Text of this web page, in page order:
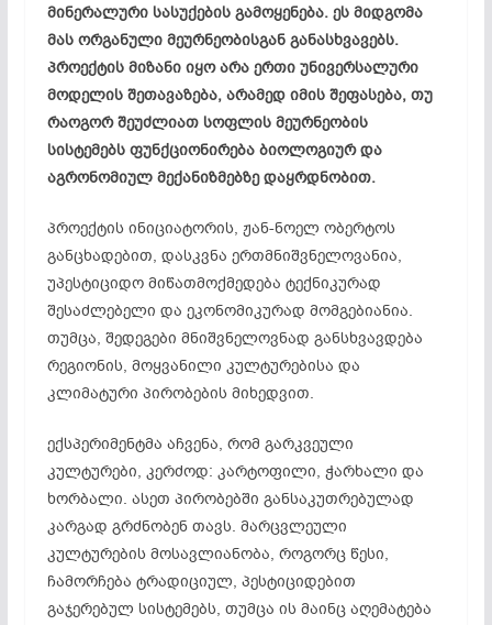
მინერალური სასუქების გამოყენება. ეს მიდგომა
მას ორგანული მეურნეობისგან განასხვავებს.
პროექტის მიზანი იყო არა ერთი უნივერსალური
მოდელის შეთავაზება, არამედ იმის შეფასება, თუ
რაოგორ შეუძლიათ სოფლის მეურნეობის
სისტემებს ფუნქციონირება ბიოლოგიურ და
აგრონომიულ მექანიზმებზე დაყრდნობით.
პროექტის ინიციატორის, ჟან-ნოელ ობერტოს
განცხადებით, დასკვნა ერთმნიშვნელოვანია,
უპესტიციდო მიწათმოქმედება ტექნიკურად
შესაძლებელი და ეკონომიკურად მომგებიანია.
თუმცა, შედეგები მნიშვნელოვნად განსხვავდება
რეგიონის, მოყვანილი კულტურებისა და
კლიმატური პირობების მიხედვით.
ექსპერიმენტმა აჩვენა, რომ გარკვეული
კულტურები, კერძოდ: კარტოფილი, ჭარხალი და
ხორბალი. ასეთ პირობებში განსაკუთრებულად
კარგად გრძნობენ თავს. მარცვლეული
კულტურების მოსავლიანობა, როგორც წესი,
ჩამორჩება ტრადიციულ, პესტიციდებით
გაჯერებულ სისტემებს, თუმცა ის მაინც აღემატება